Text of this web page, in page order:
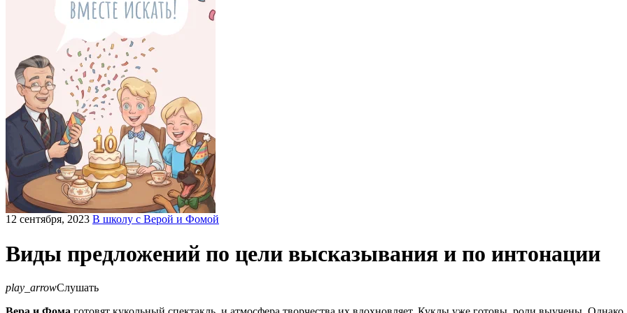
12 сентября, 2023 В школу с Верой и Фомой
Виды предложений по цели высказывания и по интонации
play_arrowСлушать